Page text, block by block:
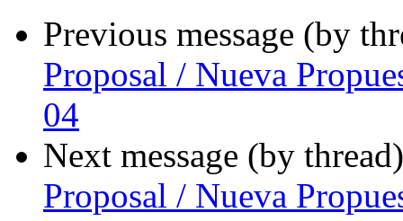
Previous message (by
Proposal / Nueva
04
Next message (by
Proposal / Nueva